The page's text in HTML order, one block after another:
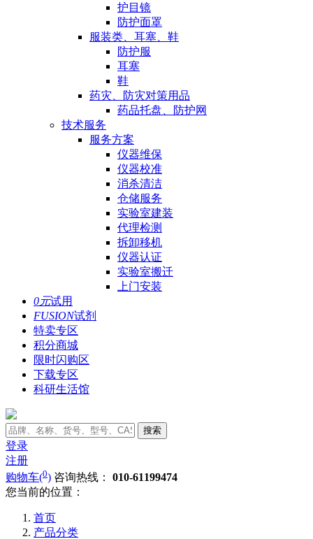
护目镜
防护面罩
服装类、耳塞、鞋
防护服
耳塞
鞋
药灾、防灾对策用品
药品托盘、防护网
技术服务
服务方案
仪器维保
仪器校准
消杀清洁
仓储服务
实验室建装
代理检测
拆卸移机
仪器认证
实验室搬迁
上门安装
0元试用
FUSION试剂
特卖专区
积分商城
限时闪购区
下载专区
科研生活馆
搜索
登录
注册
购物车(0) 咨询热线： 010-61199474
您当前的位置：
首页
产品分类